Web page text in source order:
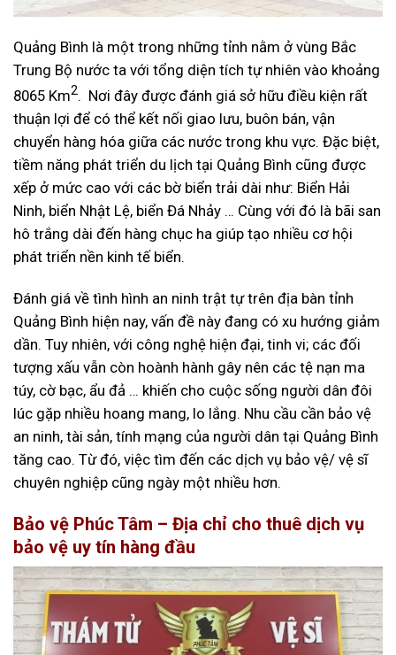
Quảng Bình là một trong những tỉnh nằm ở vùng Bắc
Trung Bộ nước ta với tổng diện tích tự nhiên vào khoảng
8065 Km2. Nơi đây được đánh giá sở hữu điều kiện rất
thuận lợi để có thể kết nối giao lưu, buôn bán, vận
chuyển hàng hóa giữa các nước trong khu vực. Đặc biệt,
tiềm năng phát triển du lịch tại Quảng Bình cũng được
xếp ở mức cao với các bờ biển trải dài như: Biển Hải
Ninh, biển Nhật Lệ, biển Đá Nhảy … Cùng với đó là bãi san
hô trắng dài đến hàng chục ha giúp tạo nhiều cơ hội
phát triển nền kinh tế biển.
Đánh giá về tình hình an ninh trật tự trên địa bàn tỉnh
Quảng Bình hiện nay, vấn đề này đang có xu hướng giảm
dần. Tuy nhiên, với công nghệ hiện đại, tinh vi; các đối
tượng xấu vẫn còn hoành hành gây nên các tệ nạn ma
túy, cờ bạc, ẩu đả … khiến cho cuộc sống người dân đôi
lúc gặp nhiều hoang mang, lo lắng. Nhu cầu cần bảo vệ
an ninh, tài sản, tính mạng của người dân tại Quảng Bình
tăng cao. Từ đó, việc tìm đến các dịch vụ bảo vệ/ vệ sĩ
chuyên nghiệp cũng ngày một nhiều hơn.
Bảo vệ Phúc Tâm – Địa chỉ cho thuê dịch vụ
bảo vệ uy tín hàng đầu